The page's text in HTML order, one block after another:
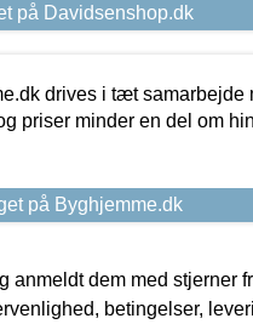
på Davidsenshop.dk
drives i tæt samarbejde
priser minder en del om
på Byghjemme.dk
dem med stjerner
betingelser,